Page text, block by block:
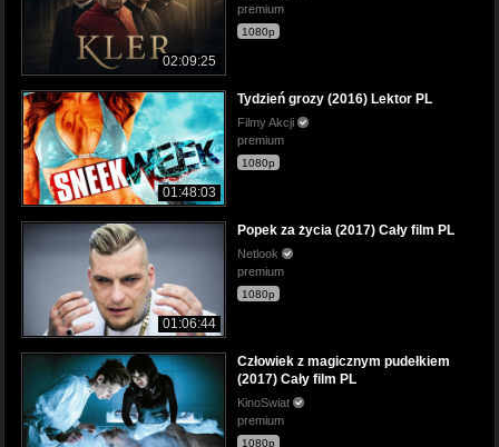
02:09:25
premium
1080p
01:48:03
Tydzień grozy (2016) Lektor PL
Filmy Akcji
premium
1080p
01:06:44
Popek za życia (2017) Cały film PL
Netlook
premium
1080p
Człowiek z magicznym pudełkiem
(2017) Cały film PL
KinoSwiat
premium
1080p